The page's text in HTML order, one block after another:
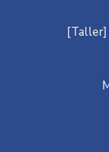
[Taller]